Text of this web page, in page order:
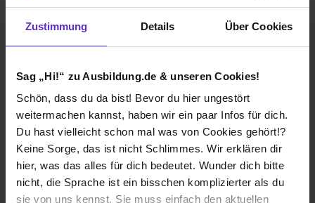
Zustimmung Details Über Cookies
Sag „Hi!“ zu Ausbildung.de & unseren Cookies!
Schön, dass du da bist! Bevor du hier ungestört
weitermachen kannst, haben wir ein paar Infos für dich.
Du hast vielleicht schon mal was von Cookies gehört!?
Keine Sorge, das ist nicht Schlimmes. Wir erklären dir
hier, was das alles für dich bedeutet. Wunder dich bitte
nicht, die Sprache ist ein bisschen komplizierter als du
sie von uns kennst. Sie muss einfach den aktuellen
Durch die Gleitzeit und den TVöD auch noch zu super
Arbeitsbedingungen. Die Kollegen empfangen einen
mal mit in die Wohnheime, Mensen oder zu Messen
mitkommen darf.
Wie gefällt dir dein Ausbildungsberuf?
Der Ausbildungsberuf ist super interessant, weil er
sowohl analog als auch digital ausgeführt wird. Man
lernt in allen Bereichen, die ein Unternehmen hat und ist
somit, für nach der Ausbildung, universell angelernt.